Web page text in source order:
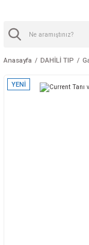
Anasayfa DAHİLİ TIP
YENİ